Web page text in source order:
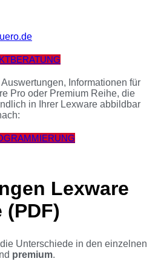
Informationen für
Pro oder Premium Reihe, die
in Ihrer Lexware abbildbar
Lexware
Unterschiede in den einzelnen
premium.